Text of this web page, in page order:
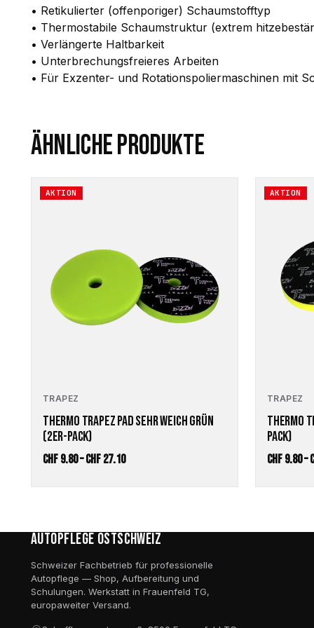
• Retikulierter (offenporiger) Schaumstofftyp
• Thermostabile Schaumstruktur (extrem
• Verlängerte Haltbarkeit
• Unterbrechungsfreieres Arbeiten
• Für Exzenter- und Rotationspoliermaschinen mit
ÄHNLICHE PRODUKTE
AKTION
TRAPEZ
THERMO TRAPEZ PAD SEHR WEICH GRÜN
(2ER-PACK)
CHF9.80–CHF27.10Preisspanne:
Dieses
Produkt
Optionen
können
AKTION
TRAPEZ
THERMO
PACK)
CHF9.80–
Dieses
Produkt
Optionen
können
Autopflege Ostschweiz
Schweizer Fachbetrieb für professionelle
Autopflege — Shop, Aufbereitung und
Schulungen. Werkstatt in Frauenfeld TG,
europaweiter Versand.